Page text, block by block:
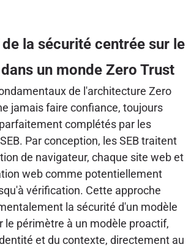
la sécurité centrée sur le
un monde Zero Trust
de l'architecture Zero
jamais faire confiance, toujours
complétés par les
Par conception, les SEB traitent
de navigateur, chaque site web et
web comme potentiellement
vérification. Cette approche
la sécurité d'un modèle
le périmètre à un modèle proactif,
et du contexte, directement au